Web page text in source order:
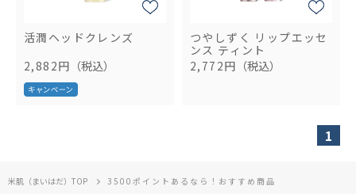
活潤ヘッドクレンズ
2,882円 （税込）
つやしずく リップエッセ
ンス ティント
2,772円 （税込）
1
米肌（まいはだ）TOP 3500ポイントあるなら！おすすめ商品